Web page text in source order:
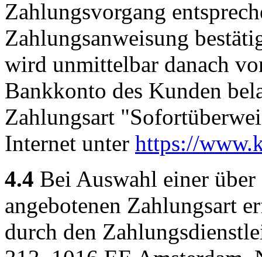
Zahlungsvorgang
Zahlungsanweisung
wird unmittelbar danach
Bankkonto des Kunden
Zahlungsart
Internet unter https://
4.4 Bei Auswahl einer
angebotenen Zahlungsart
durch den